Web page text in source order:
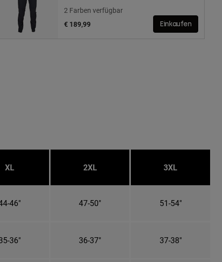
2 Farben verfügbar
€ 189,99
Einkaufen
XL 2XL 3XL
46" 47-50" 51-54"
36" 36-37" 37-38"